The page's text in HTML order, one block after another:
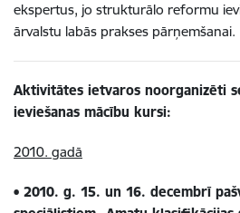
ekspertus, jo strukturālo reformu
ārvalstu labās prakses pārņemšanai.
Aktivitātes ietvaros noorganizēti
ieviešanas mācību kursi:
2010. gadā
• 2010. g. 15. un 16. decembrī